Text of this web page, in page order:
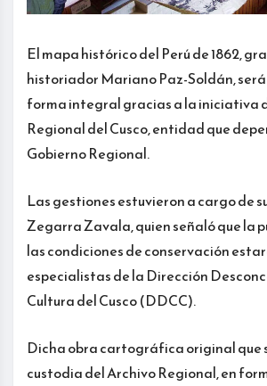
El mapa histórico del Perú de 1862,
historiador Mariano Paz-Soldán,
forma integral gracias a la iniciativa
Regional del Cusco, entidad que
Gobierno Regional.
Las gestiones estuvieron a cargo de
Zegarra Zavala, quien señaló que la
las condiciones de conservación
especialistas de la Dirección
Cultura del Cusco (DDCC).
Dicha obra cartográfica original que
custodia del Archivo Regional, en